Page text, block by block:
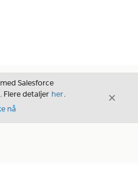
Salesforce
Flere detaljer her.
nå
Avslutt